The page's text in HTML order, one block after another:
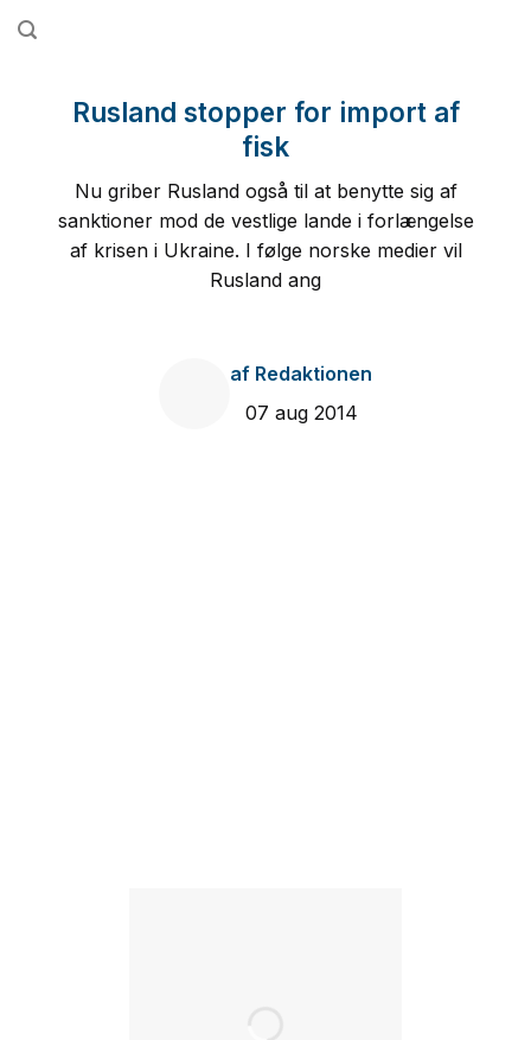
Fortsæt
Rusland stopper for import af
fisk
Nu griber Rusland også til at benytte sig af
sanktioner mod de vestlige lande i forlængelse
af krisen i Ukraine. I følge norske medier vil
Rusland ang
af Redaktionen
07 aug 2014